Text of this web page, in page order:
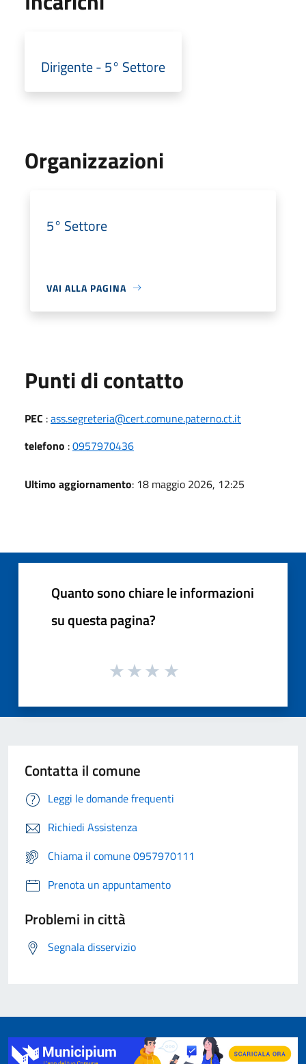
Dirigente - 5° Settore
Organizzazioni
5° Settore
VAI ALLA PAGINA
Punti di contatto
PEC :ass.segreteria@cert.comune.paterno.ct.it
telefono :0957970436
Ultimo aggiornamento: 18 maggio 2026, 12:25
Quanto sono chiare le informazioni
su questa pagina?
Contatta il comune
Leggi le domande frequenti
Richiedi Assistenza
Chiama il comune 0957970111
Prenota un appuntamento
Problemi in città
Segnala disservizio